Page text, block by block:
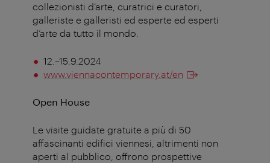
collezionisti d’arte, curatrici e curatori,
galleriste e galleristi ed esperte ed esperti
d’arte da tutto il mondo.
12.–15.9.2024
www.viennacontemporary.at/en
Open House
Le visite guidate gratuite a più di 50
affascinanti edifici viennesi, altrimenti non
aperti al pubblico, offrono prospettive